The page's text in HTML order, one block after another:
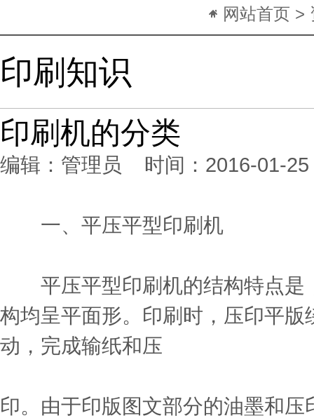
网站首页 >
印刷知识
印刷机的分类
编辑：管理员 时间：2016-01-25
一、平压平型印刷机
平压平型印刷机的结构特点是
构均呈平面形。印刷时，压印平版
动，完成输纸和压
印。由于印版图文部分的油墨和压